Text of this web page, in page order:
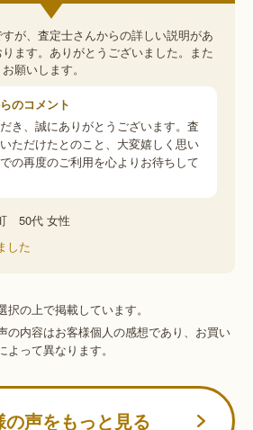
が、査定士さんからの詳しい説明があ
ます。ありがとうございました。また
願いします。
のコメント
き、誠にありがとうございます。査
ただけたとのこと、大変嬉しく思い
の再度のご利用を心よりお待ちして
50代 女性
した
択の上で掲載しています。
の内容はお客様個人の感想であり、お買い
って異なります。
の声をもっと見る